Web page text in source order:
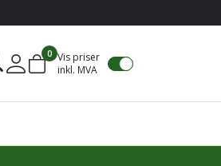
Mine sider
0 Vis priser
inkl. MVA